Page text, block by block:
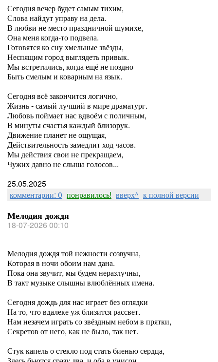
Сегодня вечер будет самым тихим,
Слова найдут управу на дела.
В любви не место праздничной шумихе,
Она меня когда-то подвела.
Готовятся ко сну хмельные звёзды,
Неспящим город выглядеть привык.
Мы встретились, когда ещё не поздно
Быть смелым и коварным на язык.
Сегодня всё закончится логично,
Жизнь - самый лучший в мире драматург.
Любовь поймает нас вдвоём с поличным,
В минуты счастья каждый близорук.
Движение планет не ощущая,
Действительность замедлит ход часов.
Мы действия свои не прекращаем,
Чужих давно не слыша голосов...
25.05.2025
комментарии: 0 понравилось! вверх^ к полной версии
Мелодия дождя
18-07-2026 00:10
Мелодия дождя той нежности созвучна,
Которая в ночи обоим нам дана.
Пока она звучит, мы будем неразлучны,
В такт музыке слышны влюблённых имена.
Сегодня дождь для нас играет без оглядки
На то, что вдалеке уж близится рассвет.
Нам незачем играть со звёздным небом в прятки,
Секретов от него, как не было, так нет.
Стук капель о стекло под стать биенью сердца,